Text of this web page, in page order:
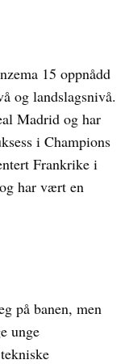
15 oppnådd
og landslagsnivå.
Madrid og har
i Champions
Frankrike i
har vært en
på banen, men
unge